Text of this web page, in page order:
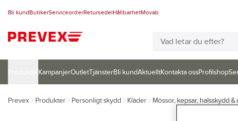
Bli kundButikerServiceorderRetursedelHållbarhetMovab
KampanjerOutletTjänsterBli kundAktuelltKontakta ossProfilshop
Prevex Produkter Personligt skydd Kläder Mössor, kepsar, halsskydd &